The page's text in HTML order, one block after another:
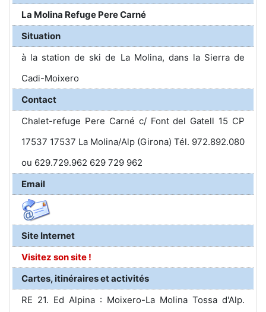
La Molina Refuge Pere Carné
Situation
à la station de ski de La Molina, dans la Sierra de
Cadi-Moixero
Contact
Chalet-refuge Pere Carné c/ Font del Gatell 15 CP
17537 17537 La Molina/Alp (Girona) Tél. 972.892.080
ou 629.729.962 629 729 962
Email
Site Internet
Visitez son site !
Cartes, itinéraires et activités
RE 21. Ed Alpina : Moixero-La Molina Tossa d'Alp.